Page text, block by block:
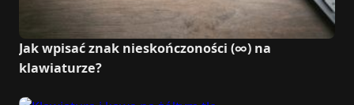
Jak wpisać znak nieskończoności (∞) na
klawiaturze?